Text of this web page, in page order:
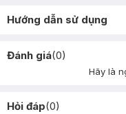
Hướng dẫn sử dụng
Đánh giá(0)
Hãy là
Hỏi đáp(0)